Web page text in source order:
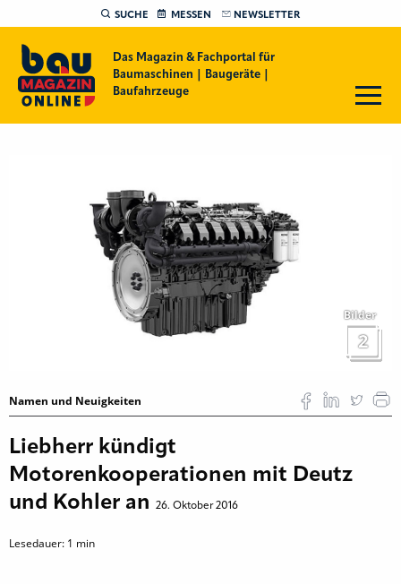
SUCHE MESSEN NEWSLETTER
Das Magazin & Fachportal für
Baumaschinen | Baugeräte |
Baufahrzeuge
Bilder
2
Namen und Neuigkeiten
Liebherr kündigt
Motorenkooperationen mit Deutz
und Kohler an
26. Oktober 2016
Lesedauer: 1 min